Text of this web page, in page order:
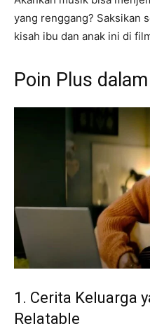
yang renggang? Saksikan
kisah ibu dan anak ini di
Poin Plus
1. Cerita Keluarga
Relatable